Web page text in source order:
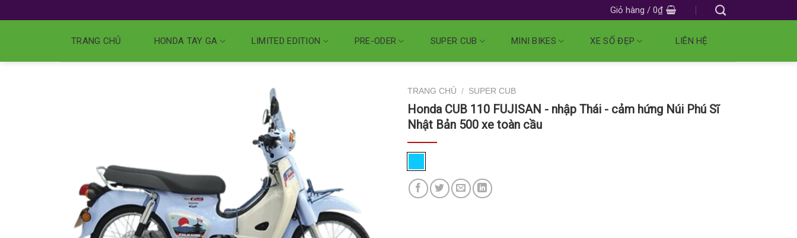
Giỏ hàng / 0₫
TRANG CHỦ HONDA TAY GA LIMITED EDITION PRE-ODER SUPER CUB MINI BIKES XE SỐ ĐẸP LIÊN HỆ
TRANG CHỦ / SUPER CUB
Honda CUB 110 FUJISAN - nhập Thái - cảm hứng Núi Phú Sĩ
Nhật Bản 500 xe toàn cầu